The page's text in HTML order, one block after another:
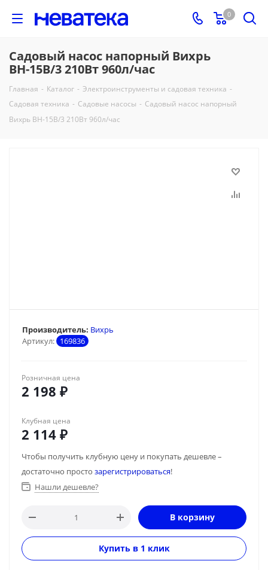
0
Садовый насос напорный Вихрь
ВН-15В/3 210Вт 960л/час
Главная - Каталог - Электроинструменты и садовая техника -
Садовая техника - Садовые насосы - Садовый насос напорный
Вихрь ВН-15В/3 210Вт 960л/час
Артикул: 169836
Производитель: Вихрь
Розничная цена
2 198 ₽
Клубная цена
2 114 ₽
Чтобы получить клубную цену и покупать дешевле –
достаточно просто зарегистрироваться!
Нашли дешевле?
В корзину
Купить в 1 клик